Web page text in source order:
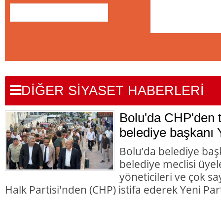
DİĞER SİYASET HABERLERİ
Bolu'da CHP'den
belediye başkanı
Bolu’da belediye
belediye meclisi
yöneticileri ve çok
Halk Partisi'nden (CHP) istifa ederek Yeni